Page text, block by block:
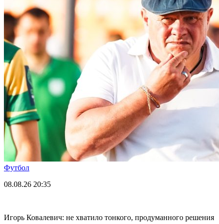
Футбол
08.08.26 20:35
Игорь Ковалевич: не хватило тонкого, продуманного решения